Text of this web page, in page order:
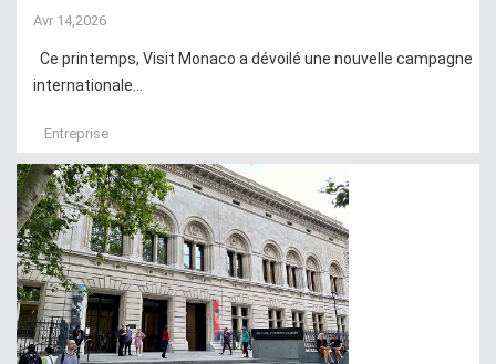
Avr 14,2026
Ce printemps, Visit Monaco a dévoilé une nouvelle campagne
internationale...
Entreprise